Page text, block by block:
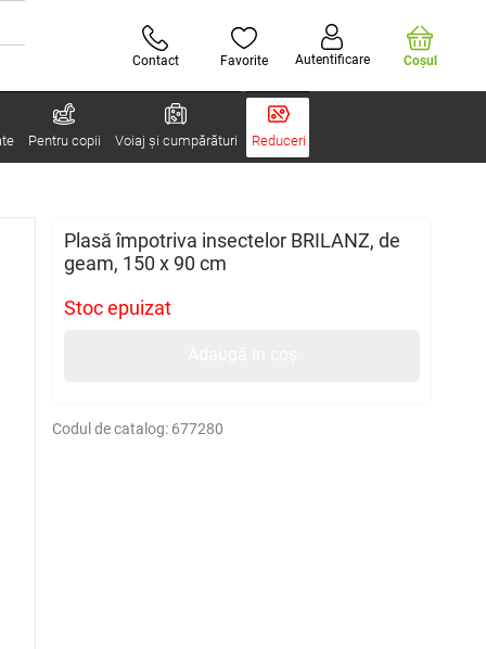
Contact Favorite Autentificare Coşul
Pentru copii Voiaj și cumpărături Reduceri
Plasă împotriva insectelor BRILANZ, de
geam, 150 x 90 cm
Stoc epuizat
Codul de catalog: 677280